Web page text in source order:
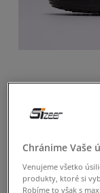
CROCS
0.0
29€cena s
Chránime Vaše
Venujeme všetko
produkty, ktoré si
Robíme to však s